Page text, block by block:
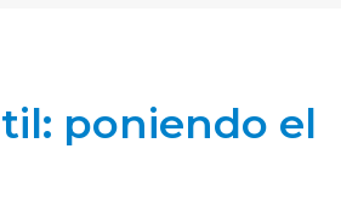
poniendo el